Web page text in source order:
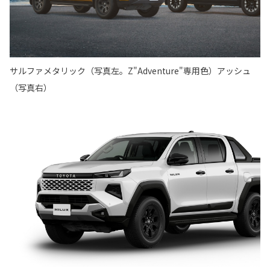
サルファメタリック（写真左。Z"Adventure"専用色）アッシュ
（写真右）